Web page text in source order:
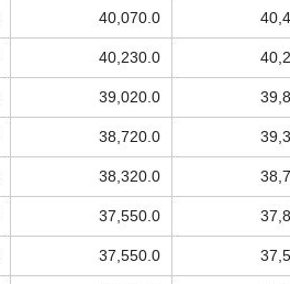
40,070.0
40,230.0
39,020.0
38,720.0
38,320.0
37,550.0
37,550.0